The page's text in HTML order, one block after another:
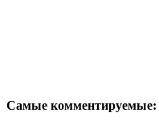
Самые комментируемые: